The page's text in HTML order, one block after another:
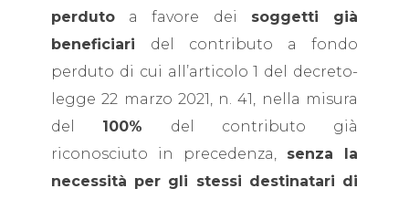
perduto a favore dei soggetti già
beneficiari del contributo a fondo
perduto di cui all’articolo 1 del decreto-
legge 22 marzo 2021, n. 41, nella misura
del 100% del contributo già
riconosciuto in precedenza, senza la
necessità per gli stessi destinatari di